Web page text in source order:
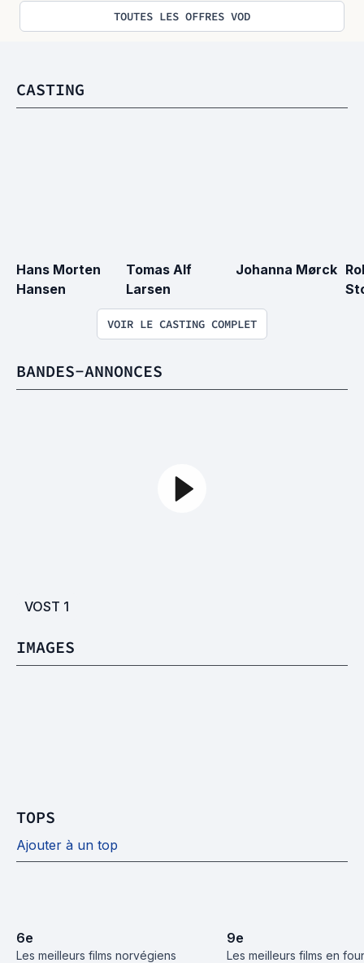
TOUTES LES OFFRES VOD
CASTING
Hans Morten
Hansen
Tomas Alf
Larsen
Johanna Mørck
VOIR LE CASTING COMPLET
BANDES-ANNONCES
VOST 1
IMAGES
TOPS
Ajouter à un top
6e
Les meilleurs films norvégiens
9e
Les meilleurs films en